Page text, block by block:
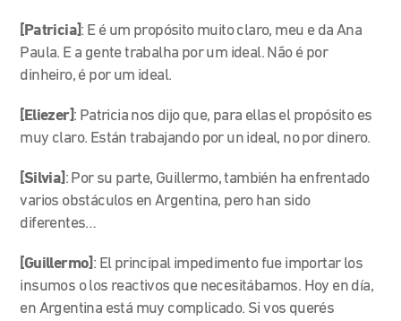
[Patricia]: E é um propósito muito claro, meu e da Ana
Paula. E a gente trabalha por um ideal. Não é por
dinheiro, é por um ideal.
[Eliezer]: Patricia nos dijo que, para ellas el propósito es
muy claro. Están trabajando por un ideal, no por dinero.
[Silvia] : Por su parte, Guillermo, también ha enfrentado
varios obstáculos en Argentina, pero han sido
diferentes…
[Guillermo] : El principal impedimento fue importar los
insumos o los reactivos que necesitábamos. Hoy en día,
en Argentina está muy complicado. Si vos querés